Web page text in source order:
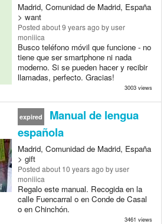
Madrid, Comunidad de Madrid, España
> want
Posted about 9 years ago by user
moniiica
Busco teléfono móvil que funcione - no
tiene que ser smartphone ni nada
moderno. Si se pueden hacer y recibir
llamadas, perfecto. Gracias!
3003 views
expired
Manual de lengua
española
Madrid, Comunidad de Madrid, España
> gift
Posted about 10 years ago by user
moniiica
Regalo este manual. Recogida en la
calle Fuencarral o en Conde de Casal
o en Chinchón.
3461 views